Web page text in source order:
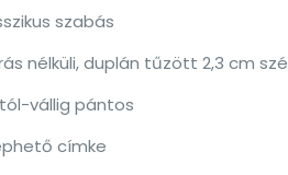
szabás
nélküli, duplán tűzött 2,3 cm
vállig pántos
címke